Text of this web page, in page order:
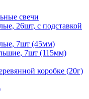
свечи
26шт, с подставкой
7шт (45мм)
7шт (115мм)
коробке (20г)